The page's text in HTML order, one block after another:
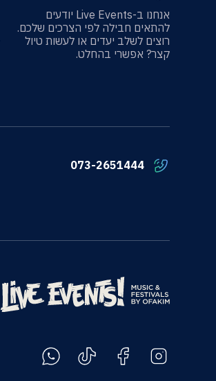
אנחנו ב-Live Events יודעים
להתאים חבילה לפי הצרכים שלכם.
רוצים לשלב יעדים או לעשות טיול
קצר? אפשרי בהחלט.
073-2651444